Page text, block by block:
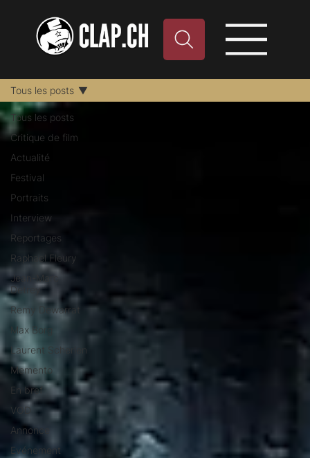
Tous les posts
Critique de film
Actualité
Festival
Portraits
Interview
Reportages
Raphael Fleury
Jean-Marc
Detrey
Remy Dewarrat
Max Borg
Laurent Scherlen
Memento
En bref
VOD
Annonce
Evénement
Tous les posts